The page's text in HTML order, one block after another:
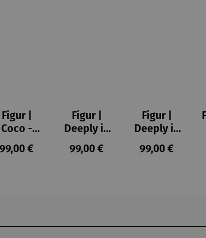
Figur |
Coco -
Romero
Britto
Regulärer Preis:
99,00 €
Figur |
Deeply in
Love 1 -
Romero
Regulärer Preis:
99,00 €
Figur |
Deeply in
Love 2 -
Romero
Regulärer
99,00 €